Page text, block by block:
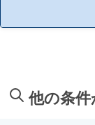
他の条